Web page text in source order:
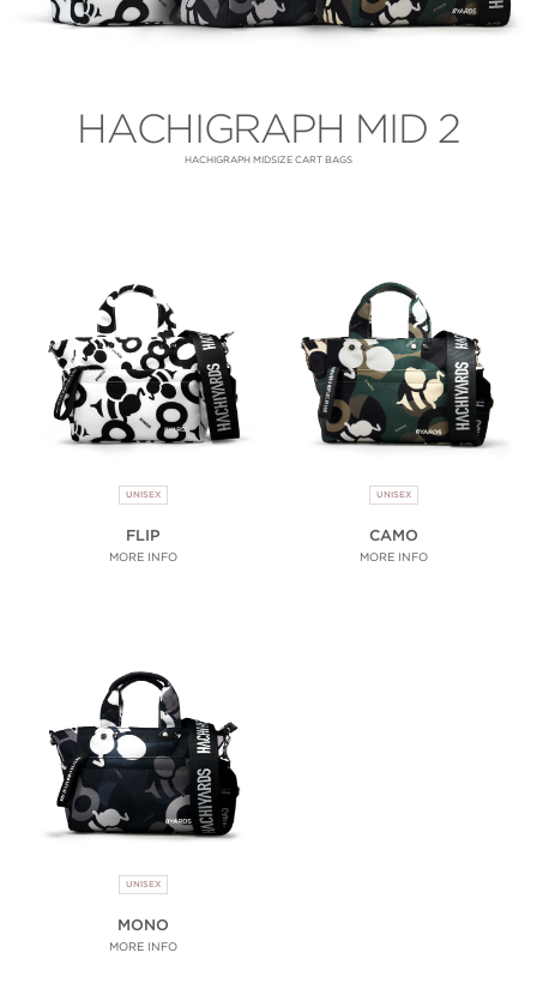
HACHIGRAPH MID 2
HACHIGRAPH MIDSIZE CART BAGS
UNISEX
FLIP
MORE INFO
UNISEX
CAMO
MORE INFO
UNISEX
MONO
MORE INFO